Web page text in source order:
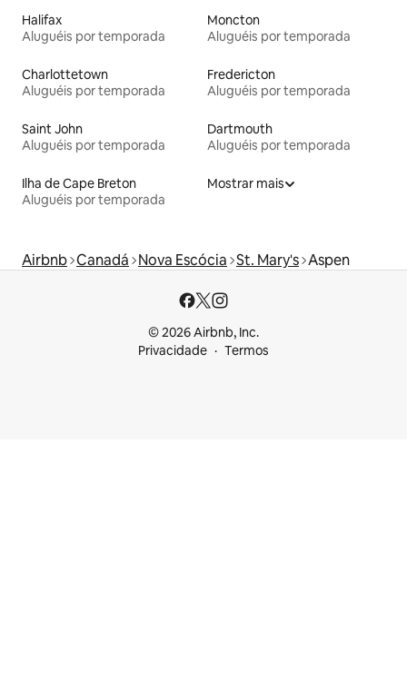
Halifax
Aluguéis por temporada
Moncton
Aluguéis por temporada
Charlottetown
Aluguéis por temporada
Fredericton
Aluguéis por temporada
Saint John
Aluguéis por temporada
Dartmouth
Aluguéis por temporada
Ilha de Cape Breton
Aluguéis por temporada
Mostrar mais
Airbnb Canadá Nova Escócia St. Mary's Aspen
© 2026 Airbnb, Inc.
Privacidade
Termos